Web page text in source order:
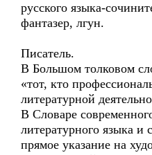
русского языка-
фантазер, лгун.
Писатель.
В Большом толковом
«тот, кто
литературной
В Словаре
литературного языка и
прямое указание на